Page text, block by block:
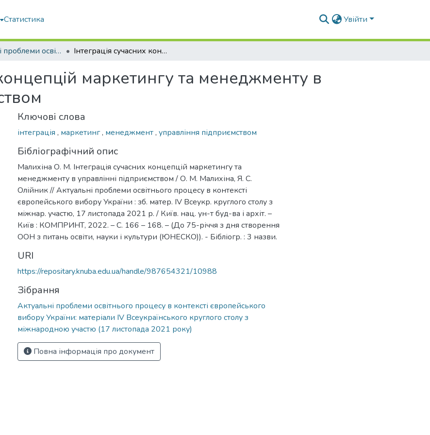
Статистика Увійти
Актуальні проблеми освітнього процесу в контексті європейського вибору України: матеріали ІV Всеукраїнського круглого столу з міжнародною участю (17 листопада 2021 року) Інтеграція сучасних концепцій маркетингу та менеджменту в управлінні підприємством
маркетингу та менеджменту в
Ключові слова
інтеграція , маркетинг, менеджмент, управління підприємством
Бібліографічний опис
Малихіна О. М. Інтеграція сучасних концепцій маркетингу та
менеджменту в управлінні підприємством / О. М. Малихіна, Я. С.
Олійник // Актуальні проблеми освітнього процесу в контексті
європейського вибору України : зб. матер. ІV Всеукр. круглого столу з
міжнар. участю, 17 листопада 2021 р. / Київ. нац. ун-т буд-ва і архіт. –
Київ : КОМПРИНТ, 2022. – С. 166 – 168. – (До 75-річчя з дня створення
ООН з питань освіти, науки і культури (ЮНЕСКО)). - Бібліогр. : 3 назви.
URI
https://repositary.knuba.edu.ua/handle/987654321/10988
Зібрання
Актуальні проблеми освітнього процесу в контексті європейського
вибору України: матеріали ІV Всеукраїнського круглого столу з
міжнародною участю (17 листопада 2021 року)
Повна інформація про документ